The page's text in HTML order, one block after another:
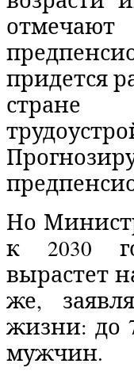
придется
стране
Но
к 2030
вырастет
же,
жизни: до
мужчин.